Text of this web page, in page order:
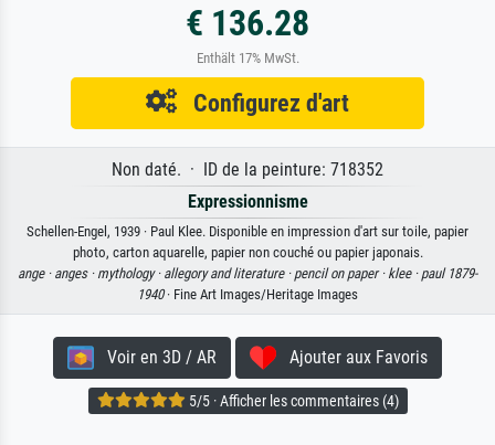
€ 136.28
Enthält 17% MwSt.
Configurez d'art
Non daté. · ID de la peinture: 718352
Expressionnisme
Schellen-Engel, 1939 · Paul Klee. Disponible en impression d'art sur toile, papier
photo, carton aquarelle, papier non couché ou papier japonais.
ange · anges · mythology · allegory and literature · pencil on paper · klee · paul 1879-
1940· Fine Art Images/Heritage Images
Voir en 3D / AR Ajouter aux Favoris
5/5 · Afficher les commentaires (4)